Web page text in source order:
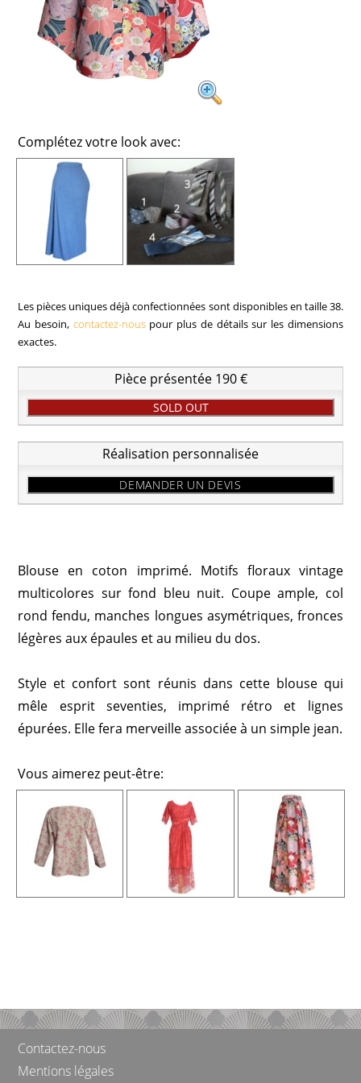
Complétez votre look avec:
Les pièces uniques déjà confectionnées sont disponibles en taille 38.
Au besoin, contactez-nouspour plus de détails sur les dimensions
exactes.
Pièce présentée 190 €
SOLD OUT
Réalisation personnalisée
DEMANDER UN DEVIS
Blouse en coton imprimé. Motifs floraux vintage
multicolores sur fond bleu nuit. Coupe ample, col
rond fendu, manches longues asymétriques, fronces
légères aux épaules et au milieu du dos.
Style et confort sont réunis dans cette blouse qui
mêle esprit seventies, imprimé rétro et lignes
épurées. Elle fera merveille associée à un simple jean.
Vous aimerez peut-être:
Contactez-nous
Mentions légales